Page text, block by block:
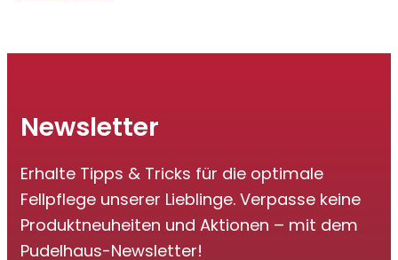
Newsletter
Erhalte Tipps & Tricks für die optimale
Fellpflege unserer Lieblinge. Verpasse keine
Produktneuheiten und Aktionen – mit dem
Pudelhaus-Newsletter!